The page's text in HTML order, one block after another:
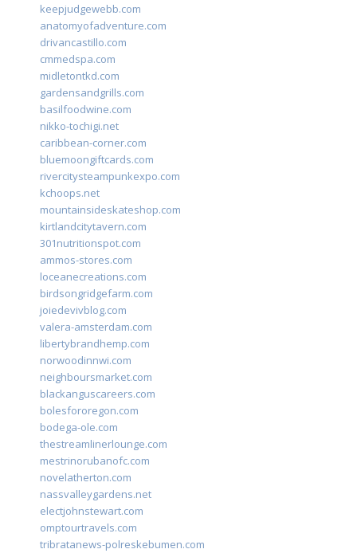
keepjudgewebb.com
anatomyofadventure.com
drivancastillo.com
cmmedspa.com
midletontkd.com
gardensandgrills.com
basilfoodwine.com
nikko-tochigi.net
caribbean-corner.com
bluemoongiftcards.com
rivercitysteampunkexpo.com
kchoops.net
mountainsideskateshop.com
kirtlandcitytavern.com
301nutritionspot.com
ammos-stores.com
loceanecreations.com
birdsongridgefarm.com
joiedevivblog.com
valera-amsterdam.com
libertybrandhemp.com
norwoodinnwi.com
neighboursmarket.com
blackanguscareers.com
bolesfororegon.com
bodega-ole.com
thestreamlinerlounge.com
mestrinorubanofc.com
novelatherton.com
nassvalleygardens.net
electjohnstewart.com
omptourtravels.com
tribratanews-polreskebumen.com